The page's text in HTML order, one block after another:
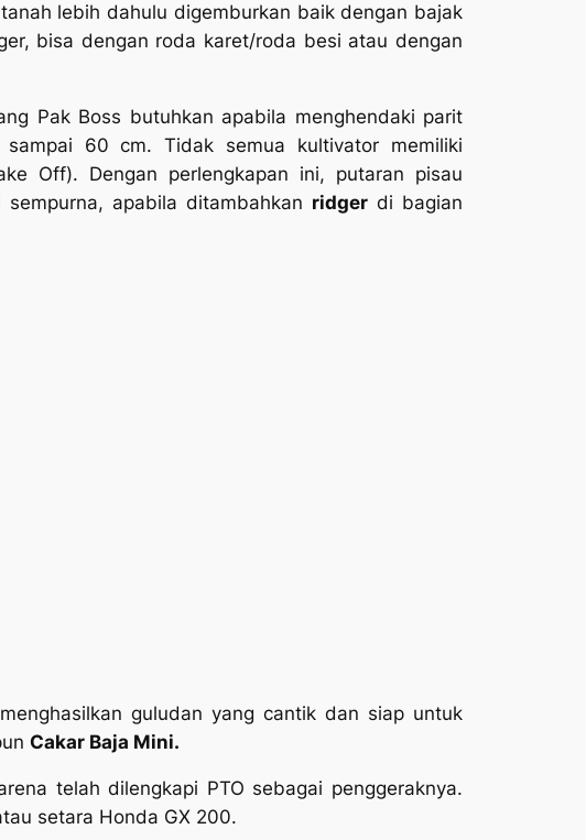
lebih dahulu digemburkan baik dengan bajak
bisa dengan roda karet/roda besi atau dengan
Pak Boss butuhkan apabila menghendaki parit
60 cm. Tidak semua kultivator memiliki
Off). Dengan perlengkapan ini, putaran pisau
apabila ditambahkan ridger di bagian
guludan yang cantik dan siap untuk
Cakar Baja Mini.
telah dilengkapi PTO sebagai penggeraknya.
setara Honda GX 200.